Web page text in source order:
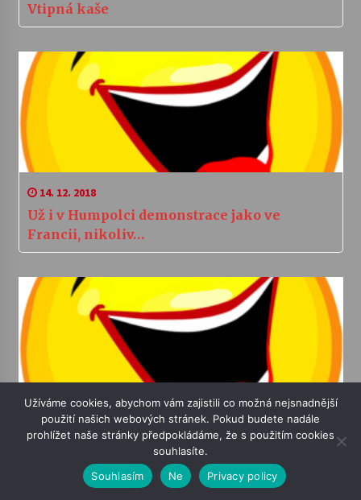
Vtipná kaše
14. 12. 2018
Už i v Humpolci demonstrace jako ve
Francii, nikoliv…
21. 4. 2006
Na dálnici u Humpolce straší!
Užíváme cookies, abychom vám zajistili co možná nejsnadnější
použití našich webových stránek. Pokud budete nadále
prohlížet naše stránky předpokládáme, že s použitím cookies
souhlasíte.
Souhlasím
Ne Privacy policy